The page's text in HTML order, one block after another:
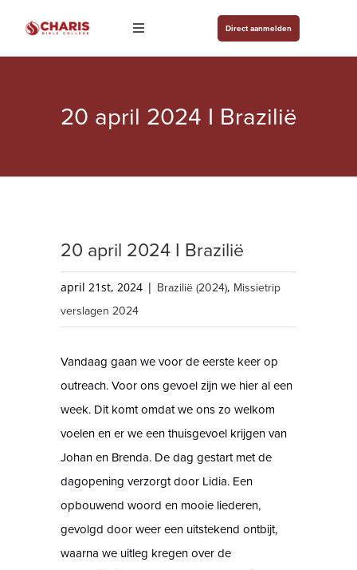
inhoud
Toggle
Navigation
Direct aanmelden
20 april 2024 I Brazilië
20 april 2024 I Brazilië
april 21st, 2024 | Brazilië (2024), Missietrip
verslagen 2024
Vandaag gaan we voor de eerste keer op
outreach. Voor ons gevoel zijn we hier al een
week. Dit komt omdat we ons zo welkom
voelen en er we een thuisgevoel krijgen van
Johan en Brenda. De dag gestart met de
dagopening verzorgt door Lidia. Een
opbouwend woord en mooie liederen,
gevolgd door weer een uitstekend ontbijt,
waarna we uitleg kregen over de